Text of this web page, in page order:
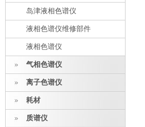
岛津液相色谱仪
液相色谱仪维修部件
液相色谱仪
气相色谱仪
离子色谱仪
耗材
质谱仪